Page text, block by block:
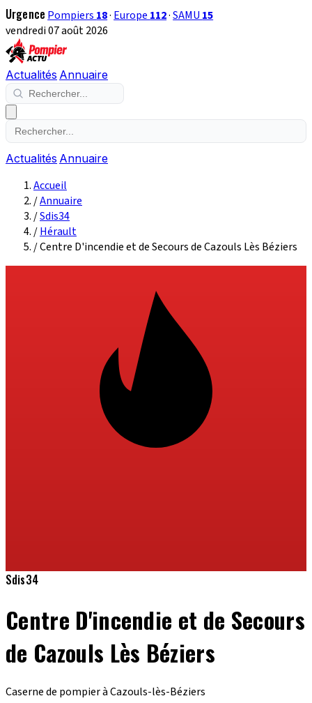
Urgence Pompiers 18· Europe 112·SAMU 15
vendredi 07 août 2026
Actualités Annuaire
Actualités Annuaire
Accueil
/Annuaire
/Sdis34
/Hérault
/Centre D'incendie et de Secours de Cazouls Lès Béziers
Sdis34
Centre D'incendie et de Secours
de Cazouls Lès Béziers
Caserne de pompier à Cazouls-lès-Béziers